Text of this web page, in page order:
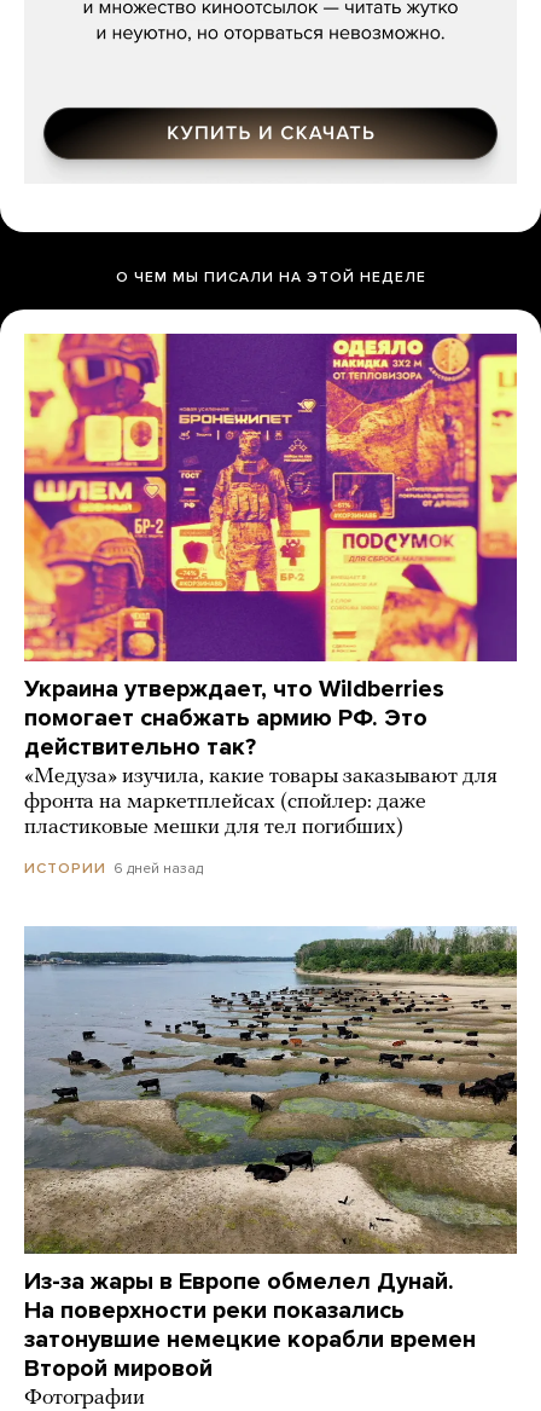
О ЧЕМ МЫ ПИСАЛИ НА ЭТОЙ НЕДЕЛЕ
Украина утверждает, что Wildberries
помогает снабжать армию РФ. Это
действительно так?
«Медуза» изучила, какие товары заказывают для
фронта на маркетплейсах (спойлер: даже
пластиковые мешки для тел погибших)
ИСТОРИИ 6 дней назад
Из-за жары в Европе обмелел Дунай.
На поверхности реки показались
затонувшие немецкие корабли времен
Второй мировой
Фотографии